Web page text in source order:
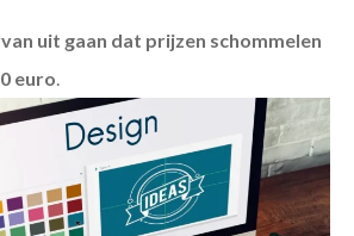
uit gaan dat prijzen schommelen
euro.